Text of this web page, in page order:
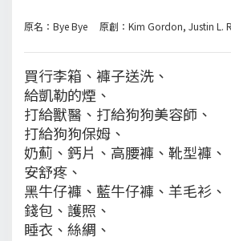
原名：Bye Bye 原創：Kim Gordon, Justin L.
買行李箱、褲子送洗、
給凱勒的煙、
打給獸醫、打給狗狗美容師、
打給狗狗保姆、
奶薊、鈣片、高腰褲、靴型褲、
安舒疼、
黑牛仔褲、藍牛仔褲、羊毛衫、
錢包、護照、
睡衣、絲綢、